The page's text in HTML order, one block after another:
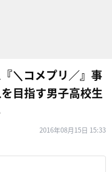
＼コメプリ／』事
目指す男子高校生
2016年08月15日 15:33